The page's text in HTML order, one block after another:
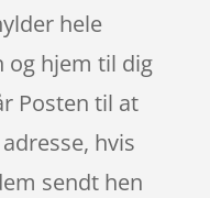
hele
og hjem til dig
Posten til at
hvis
sendt hen